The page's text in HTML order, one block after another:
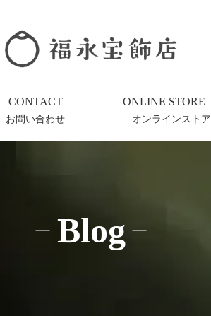
CONTACT
お問い合わせ
ONLINE STORE
オンラインストア
Blog